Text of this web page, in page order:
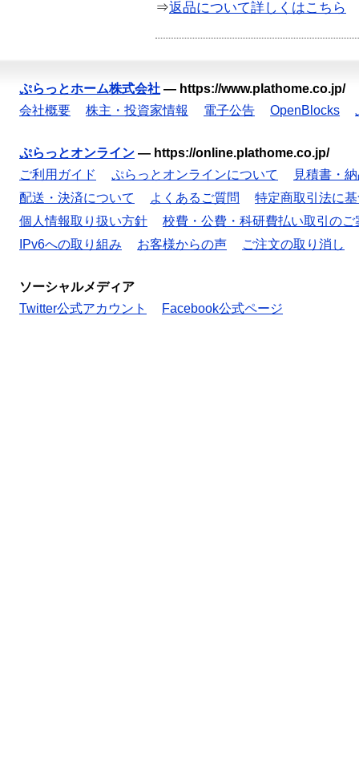
⇒返品について詳しくはこちら
ぷらっとホーム株式会社 — https://www.plathome.co.jp/
会社概要
株主・投資家情報 電子公告 OpenBlocks
ぷらっとオンライン — https://online.plathome.co.jp/
ご利用ガイド
ぷらっとオンラインについて
見積書・
配送・決済について
よくあるご質問
特定商取引法に
個人情報取り扱い方針
校費・公費・科研費払い取引のご
IPv6への取り組み
お客様からの声 ご注文の取り消し
ソーシャルメディア
Twitter公式アカウント
Facebook公式ページ